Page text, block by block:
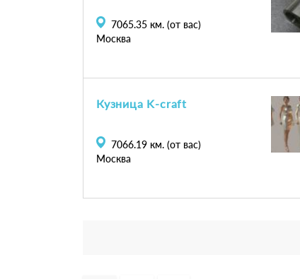
7065.35 км. (от вас)
Москва
Кузница K-craft
7066.19 км. (от вас)
Москва